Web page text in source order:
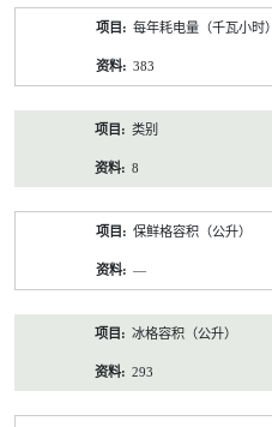
每年耗电量（千瓦小时）
383
类别
8
保鲜格容积（公升）
—
冰格容积（公升）
293